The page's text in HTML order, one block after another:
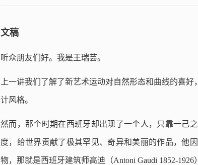
文稿
听众朋友们好。我是王瑞芸。
上一讲我们了解了新艺术运动对自然形态和曲线的喜
计风格。
然而，那个时期在西班牙却出现了一个人，只靠一己
度，给世界贡献了极其罕见、奇异和美丽的作品，他
物，那就是西班牙建筑师高迪（Antoni Gaudi 1852-1926